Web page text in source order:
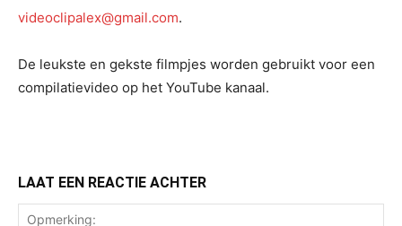
videoclipalex@gmail.com.
De leukste en gekste filmpjes worden gebruikt voor een
compilatievideo op het YouTube kanaal.
LAAT EEN REACTIE ACHTER